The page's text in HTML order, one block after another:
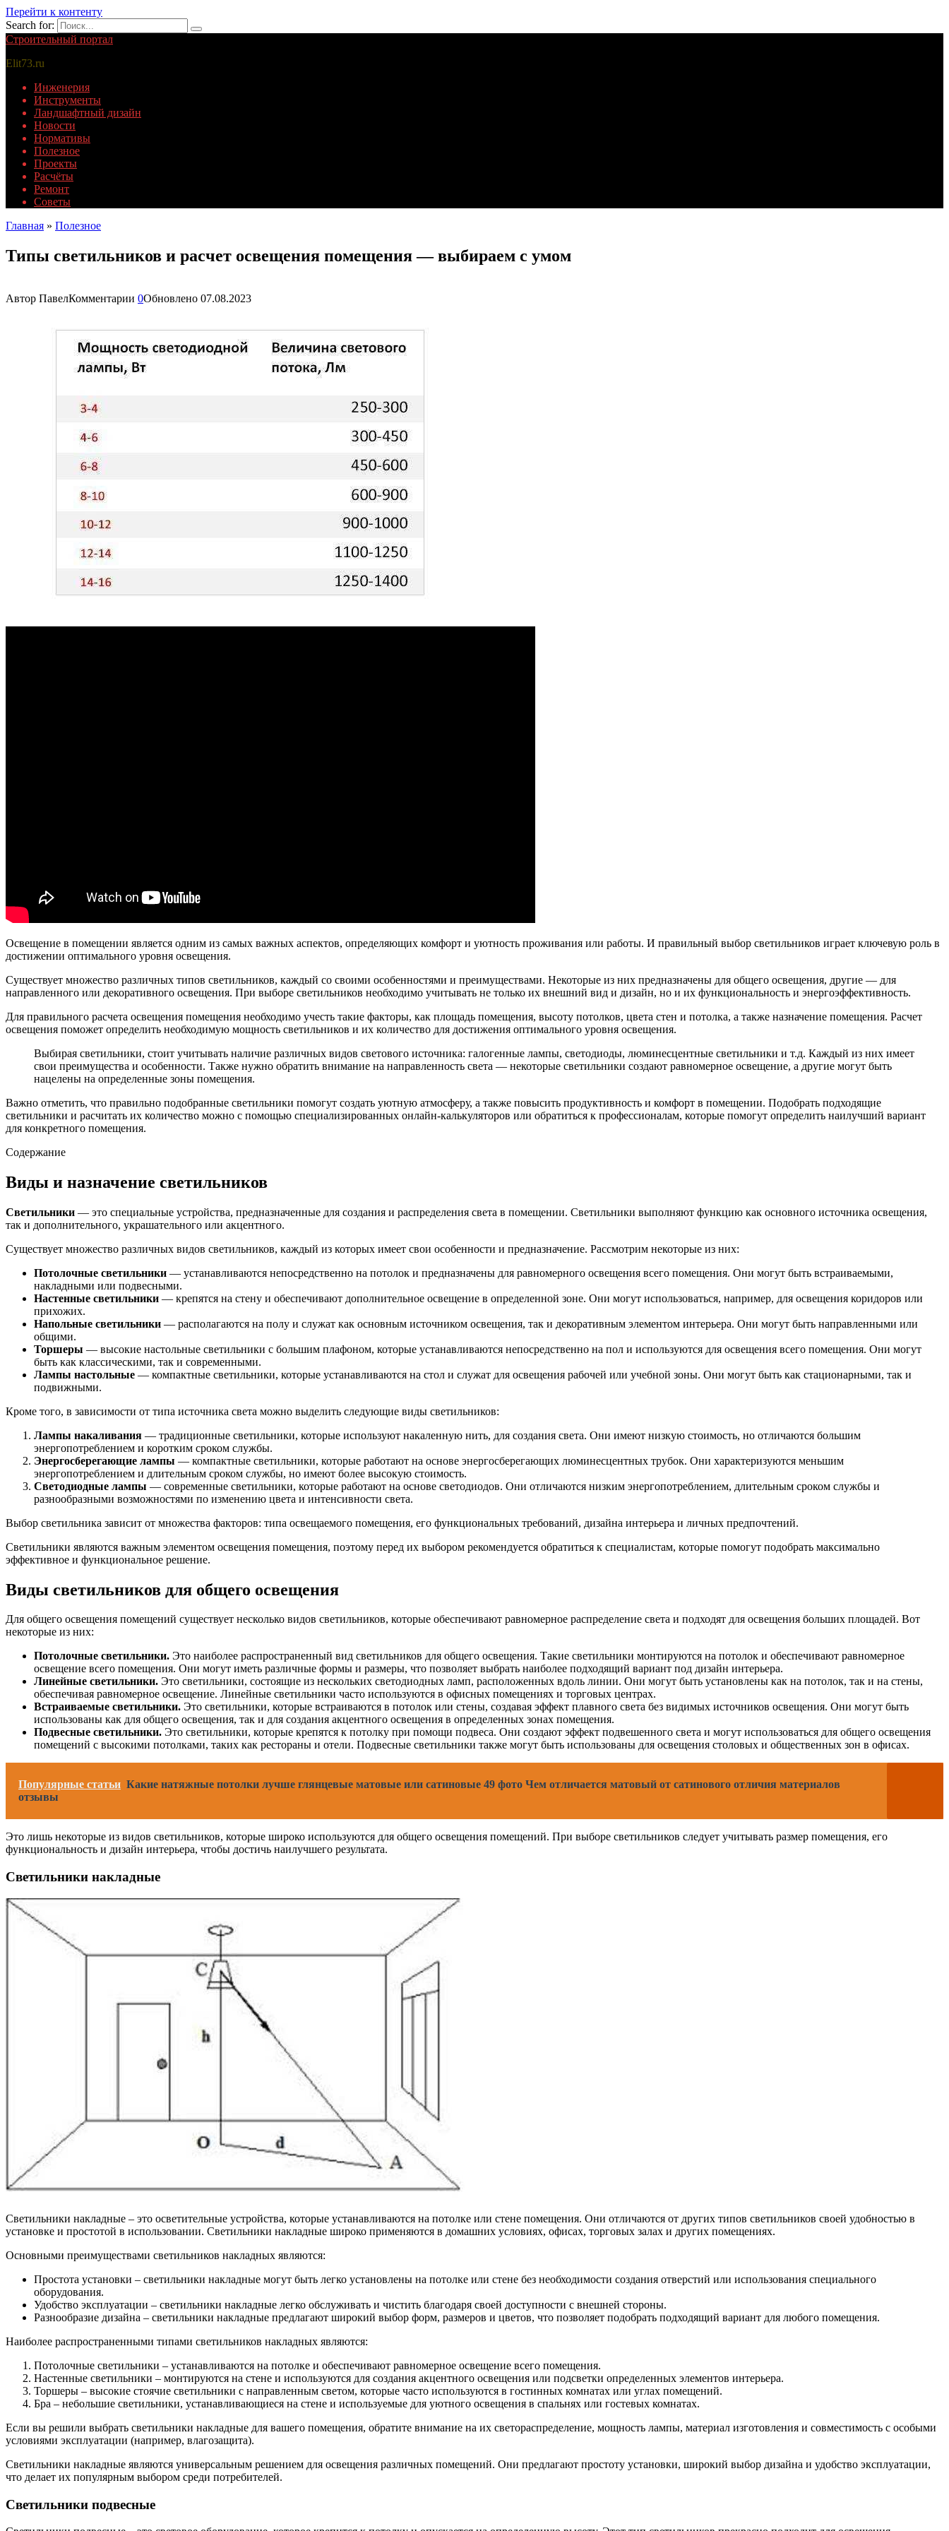
Перейти к контенту
Search for:
Строительный портал
Elit73.ru
Инженерия
Инструменты
Ландшафтный дизайн
Новости
Нормативы
Полезное
Проекты
Расчёты
Ремонт
Советы
Главная » Полезное
Типы светильников и расчет освещения помещения — выбираем с умом
Автор ПавелКомментарии 0Обновлено 07.08.2023
Освещение в помещении является одним из самых важных аспектов, определяющих комфорт и уютность проживания или работы. И правильный выбор светильников играет ключевую роль в
достижении оптимального уровня освещения.
Существует множество различных типов светильников, каждый со своими особенностями и преимуществами. Некоторые из них предназначены для общего освещения, другие — для
направленного или декоративного освещения. При выборе светильников необходимо учитывать не только их внешний вид и дизайн, но и их функциональность и энергоэффективность.
Для правильного расчета освещения помещения необходимо учесть такие факторы, как площадь помещения, высоту потолков, цвета стен и потолка, а также назначение помещения. Расчет
освещения поможет определить необходимую мощность светильников и их количество для достижения оптимального уровня освещения.
Выбирая светильники, стоит учитывать наличие различных видов светового источника: галогенные лампы, светодиоды, люминесцентные светильники и т.д. Каждый из них имеет
свои преимущества и особенности. Также нужно обратить внимание на направленность света — некоторые светильники создают равномерное освещение, а другие могут быть
нацелены на определенные зоны помещения.
Важно отметить, что правильно подобранные светильники помогут создать уютную атмосферу, а также повысить продуктивность и комфорт в помещении. Подобрать подходящие
светильники и расчитать их количество можно с помощью специализированных онлайн-калькуляторов или обратиться к профессионалам, которые помогут определить наилучший вариант
для конкретного помещения.
Содержание
Виды и назначение светильников
Светильники — это специальные устройства, предназначенные для создания и распределения света в помещении. Светильники выполняют функцию как основного источника освещения,
так и дополнительного, украшательного или акцентного.
Существует множество различных видов светильников, каждый из которых имеет свои особенности и предназначение. Рассмотрим некоторые из них:
Потолочные светильники — устанавливаются непосредственно на потолок и предназначены для равномерного освещения всего помещения. Они могут быть встраиваемыми,
накладными или подвесными.
Настенные светильники — крепятся на стену и обеспечивают дополнительное освещение в определенной зоне. Они могут использоваться, например, для освещения коридоров или
прихожих.
Напольные светильники — располагаются на полу и служат как основным источником освещения, так и декоративным элементом интерьера. Они могут быть направленными или
общими.
Торшеры — высокие настольные светильники с большим плафоном, которые устанавливаются непосредственно на пол и используются для освещения всего помещения. Они могут
быть как классическими, так и современными.
Лампы настольные — компактные светильники, которые устанавливаются на стол и служат для освещения рабочей или учебной зоны. Они могут быть как стационарными, так и
подвижными.
Кроме того, в зависимости от типа источника света можно выделить следующие виды светильников:
Лампы накаливания — традиционные светильники, которые используют накаленную нить, для создания света. Они имеют низкую стоимость, но отличаются большим
энергопотреблением и коротким сроком службы.
Энергосберегающие лампы — компактные светильники, которые работают на основе энергосберегающих люминесцентных трубок. Они характеризуются меньшим
энергопотреблением и длительным сроком службы, но имеют более высокую стоимость.
Светодиодные лампы — современные светильники, которые работают на основе светодиодов. Они отличаются низким энергопотреблением, длительным сроком службы и
разнообразными возможностями по изменению цвета и интенсивности света.
Выбор светильника зависит от множества факторов: типа освещаемого помещения, его функциональных требований, дизайна интерьера и личных предпочтений.
Светильники являются важным элементом освещения помещения, поэтому перед их выбором рекомендуется обратиться к специалистам, которые помогут подобрать максимально
эффективное и функциональное решение.
Виды светильников для общего освещения
Для общего освещения помещений существует несколько видов светильников, которые обеспечивают равномерное распределение света и подходят для освещения больших площадей. Вот
некоторые из них:
Потолочные светильники. Это наиболее распространенный вид светильников для общего освещения. Такие светильники монтируются на потолок и обеспечивают равномерное
освещение всего помещения. Они могут иметь различные формы и размеры, что позволяет выбрать наиболее подходящий вариант под дизайн интерьера.
Линейные светильники. Это светильники, состоящие из нескольких светодиодных ламп, расположенных вдоль линии. Они могут быть установлены как на потолок, так и на стены,
обеспечивая равномерное освещение. Линейные светильники часто используются в офисных помещениях и торговых центрах.
Встраиваемые светильники. Это светильники, которые встраиваются в потолок или стены, создавая эффект плавного света без видимых источников освещения. Они могут быть
использованы как для общего освещения, так и для создания акцентного освещения в определенных зонах помещения.
Подвесные светильники. Это светильники, которые крепятся к потолку при помощи подвеса. Они создают эффект подвешенного света и могут использоваться для общего освещения
помещений с высокими потолками, таких как рестораны и отели. Подвесные светильники также могут быть использованы для освещения столовых и общественных зон в офисах.
Популярные статьи Какие натяжные потолки лучше глянцевые матовые или сатиновые 49 фото Чем отличается матовый от сатинового отличия материалов
отзывы
Это лишь некоторые из видов светильников, которые широко используются для общего освещения помещений. При выборе светильников следует учитывать размер помещения, его
функциональность и дизайн интерьера, чтобы достичь наилучшего результата.
Светильники накладные
Светильники накладные – это осветительные устройства, которые устанавливаются на потолке или стене помещения. Они отличаются от других типов светильников своей удобностью в
установке и простотой в использовании. Светильники накладные широко применяются в домашних условиях, офисах, торговых залах и других помещениях.
Основными преимуществами светильников накладных являются:
Простота установки – светильники накладные могут быть легко установлены на потолке или стене без необходимости создания отверстий или использования специального
оборудования.
Удобство эксплуатации – светильники накладные легко обслуживать и чистить благодаря своей доступности с внешней стороны.
Разнообразие дизайна – светильники накладные предлагают широкий выбор форм, размеров и цветов, что позволяет подобрать подходящий вариант для любого помещения.
Наиболее распространенными типами светильников накладных являются:
Потолочные светильники – устанавливаются на потолке и обеспечивают равномерное освещение всего помещения.
Настенные светильники – монтируются на стене и используются для создания акцентного освещения или подсветки определенных элементов интерьера.
Торшеры – высокие стоячие светильники с направленным светом, которые часто используются в гостинных комнатах или углах помещений.
Бра – небольшие светильники, устанавливающиеся на стене и используемые для уютного освещения в спальнях или гостевых комнатах.
Если вы решили выбрать светильники накладные для вашего помещения, обратите внимание на их светораспределение, мощность лампы, материал изготовления и совместимость с особыми
условиями эксплуатации (например, влагозащита).
Светильники накладные являются универсальным решением для освещения различных помещений. Они предлагают простоту установки, широкий выбор дизайна и удобство эксплуатации,
что делает их популярным выбором среди потребителей.
Светильники подвесные